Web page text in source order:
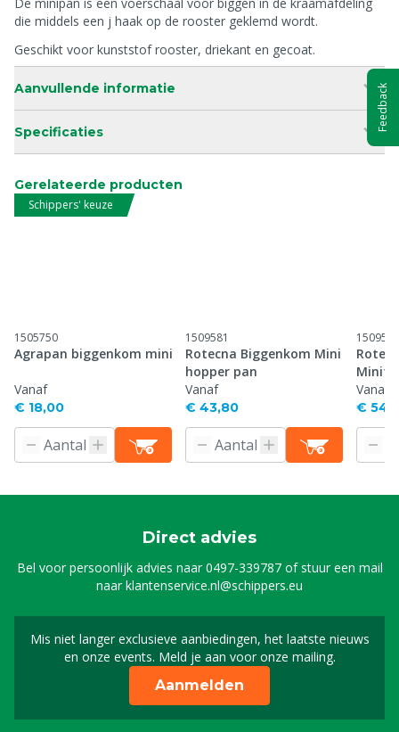
die middels een j haak op de rooster geklemd wordt.
Geschikt voor kunststof rooster, driekant en gecoat.
Aanvullende informatie
Specificaties
Gerelateerde producten
Schippers' keuze
1505750
Agrapan biggenkom mini
Vanaf
€ 18,00
1509581
Rotecna Biggenkom Mini
hopper pan
Vanaf
€ 43,80
1509582
Vanaf
€
Direct advies
Bel voor persoonlijk advies naar0497-339787of stuur een mail
naarklantenservice.nl@schippers.eu
Mis niet langer exclusieve aanbiedingen, het laatste nieuws
en onze events. Meld je aan voor onze mailing.
Schrijf je in voor onze
Aanmelden
Feedback